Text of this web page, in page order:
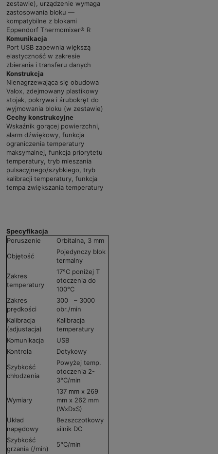
zestawie), urządzenie wymaga
zastosowania bloku —
kompatybilne z blokami
Eppendorf Thermomixer® R
Komunikacja
Port USB zapewnia większą
elastyczność w zakresie
zbierania i transferu danych
Konstrukcja
Nienagrzewająca się obudowa
Valox, zdejmowany plastikowy
stojak, pokrywa i śrubokręt do
wyjmowania bloku (w zestawie)
Cechy konstrukcyjne
Wskaźnik gorącej powierzchni,
alarm dźwiękowy, funkcja
ograniczenia temperatury
maksymalnej, funkcja priorytetu
temperatury, tryb mieszania
pulsacyjnego/szybkiego, tryb
kalibracji temperatury, funkcja
tempa zwiększania temperatury
Specyfikacja
Poruszenie
Orbitalna, 3 mm
Objętość
Pojedynczy blok
termalny
Zakres
temperatury
17°C poniżej T
otoczenia do
100°C
Zakres
prędkości
300 – 3000
obr./min
Kalibracja
(adjustacja)
Kalibracja
temperatury
Komunikacja
USB
Kontrola
Dotykowy
Szybkość
chłodzenia
Powyżej temp.
otoczenia 2-
3°C/min
Wymiary
137 mm x 269
mm x 262 mm
(WxDxS)
Układ
napędowy
Bezszczotkowy
silnik DC
Szybkość
grzania (/min)
5°C/min